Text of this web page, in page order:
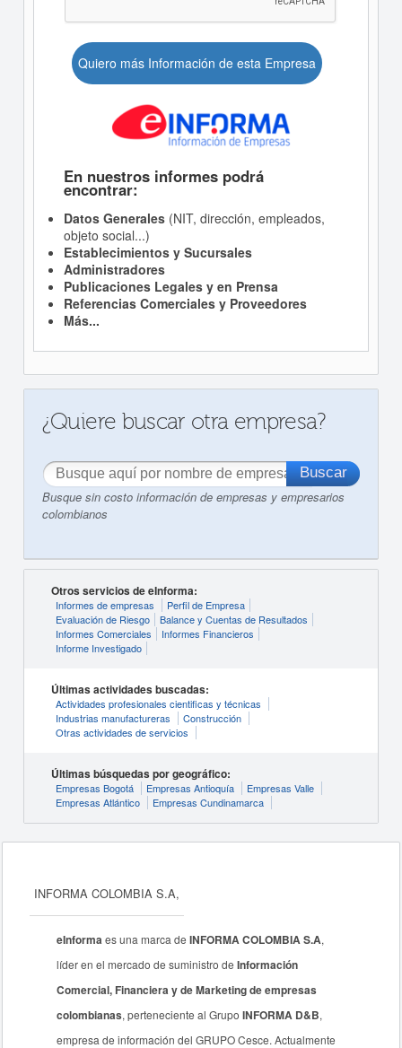
Quiero más Información de esta Empresa
En nuestros informes podrá
encontrar:
Datos Generales(NIT, dirección, empleados,
objeto social...)
Establecimientos y Sucursales
Administradores
Publicaciones Legales y en Prensa
Referencias Comerciales y Proveedores
Más...
¿Quiere buscar otra empresa?
Busque sin costo información de empresas y empresarios
colombianos
Otros servicios de eInforma:
Informes de empresas
Perfil de Empresa
Evaluación de Riesgo
Balance y Cuentas de Resultados
Informes Comerciales
Informes Financieros
Informe Investigado
Últimas actividades buscadas:
Actividades profesionales cientificas y técnicas
Industrias manufactureras
Construcción
Otras actividades de servicios
Últimas búsquedas por geográfico:
Empresas Bogotá Empresas Antioquía
Empresas Valle
Empresas Atlántico
Empresas Cundinamarca
INFORMA COLOMBIA S.A,
eInformaes una marca deINFORMA COLOMBIA S.A,
líder en el mercado de suministro deInformación
Comercial, Financiera y de Marketing de empresas
colombianas, perteneciente al GrupoINFORMA D&B,
empresa de información del GRUPO Cesce. Actualmente